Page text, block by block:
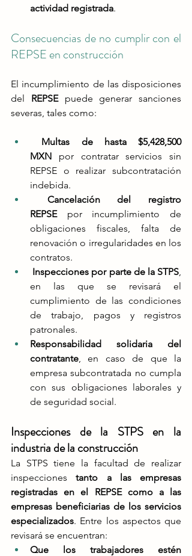
actividad registrada.
Consecuencias de no cumplir con el
REPSE en construcción
El incumplimiento de las disposiciones
del REPSE puede generar sanciones
severas​, tales como:
Multas de hasta $5,428,500
MXN por contratar servicios sin
REPSE o realizar subcontratación
indebida​.
Cancelación del registro
REPSE por incumplimiento de
obligaciones fiscales, falta de
renovación o irregularidades en los
contratos​.
Inspecciones por parte de la STPS,
en las que se revisará el
cumplimiento de las condiciones
de trabajo, pagos y registros
patronales​.
Responsabilidad solidaria del
contratante, en caso de que la
empresa subcontratada no cumpla
con sus obligaciones laborales y
de seguridad social​.
Inspecciones de la STPS en la
industria de la construcción
La STPS tiene la facultad de realizar
inspecciones tanto a las empresas
registradas en el REPSE como a las
empresas beneficiarias de los servicios
especializados. Entre los aspectos que
revisará se encuentran​:
Que los trabajadores estén